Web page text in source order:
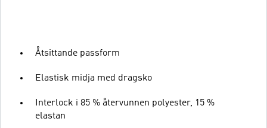
Åtsittande passform
Elastisk midja med dragsko
Interlock i 85 % återvunnen polyester, 15 %
elastan